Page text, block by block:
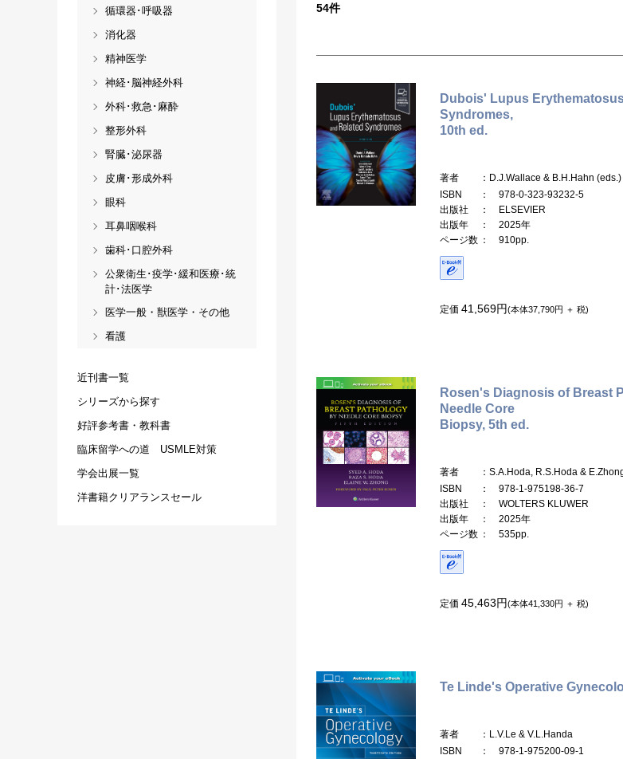
54件
Dubois' Lupus
Syndromes,
10th ed.
著者
：D.J.Wallace & B.H.Hahn (eds.)
ISBN
： 978-0-323-93232-5
出版社
： ELSEVIER
出版年
： 2025年
ページ数 ： 910pp.
定価 41,569円(本体37,790円 ＋ 税)
Rosen's Diagnosis of Breast
Needle Core
Biopsy, 5th ed.
著者
：S.A.Hoda, R.S.Hoda &
ISBN
： 978-1-975198-36-7
出版社
： WOLTERS KLUWER
出版年
： 2025年
ページ数 ： 535pp.
定価 45,463円(本体41,330円 ＋ 税)
Te Linde's Operative
著者
：L.V.Le & V.L.Handa
ISBN
： 978-1-975200-09-1
循環器･呼吸器
消化器
精神医学
神経･脳神経外科
外科･救急･麻酔
整形外科
腎臓･泌尿器
皮膚･形成外科
眼科
耳鼻咽喉科
歯科･口腔外科
公衆衛生･疫学･緩和医療･統
計･法医学
医学一般・獣医学・その他
看護
近刊書一覧
シリーズから探す
好評参考書・教科書
臨床留学への道 USMLE対策
学会出展一覧
洋書籍クリアランスセール